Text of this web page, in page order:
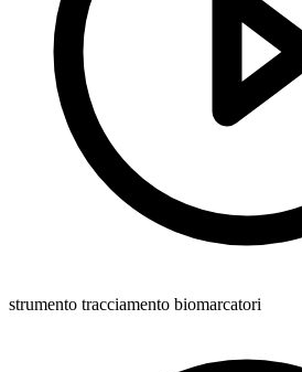
strumento tracciamento biomarcatori